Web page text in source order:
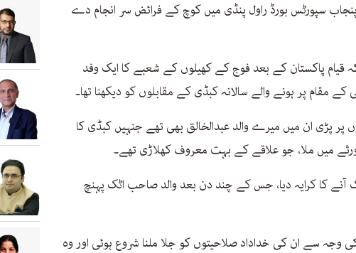
سپورٹس بورڈ راول پنڈی میں کوچ کے فرائض سر انجام دے
کہ قیام پاکستان کے بعد فوج کے کھیلوں کے شعبے کا ایک وفد
مقام پر ہونے والے سالانہ کبڈی کے مقابلوں کو دیکھنا تھا۔
پر پڑی ان میں میرے والد عبدالخالق بھی تھے جنہیں کبڈی کا
میں ملا، جو علاقے کے بہت معروف کھلاڑی تھے۔
آنے کا کرایہ دیا، جس کے چند دن بعد والد صاحب اٹک پہنچ
وجہ سے ان کی خداداد صلاحیتوں کو جلا ملنا شروع ہوئی اور وہ